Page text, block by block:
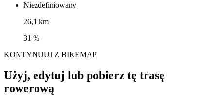
Niezdefiniowany
26,1 km
31 %
KONTYNUUJ Z BIKEMAP
Użyj, edytuj lub pobierz tę trasę
rowerową